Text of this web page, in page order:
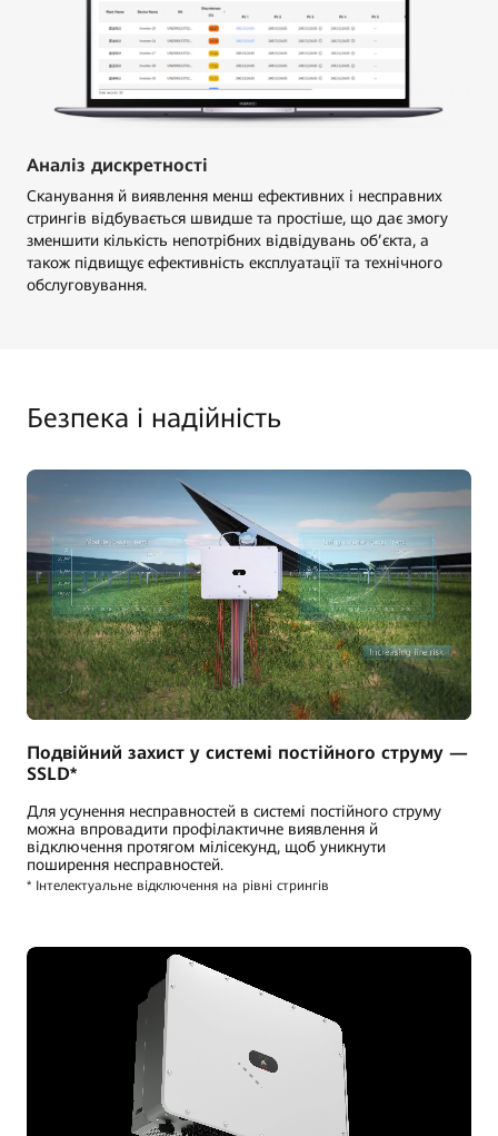
Аналіз дискретності
Сканування й виявлення менш ефективних і несправних
стрингів відбувається швидше та простіше, що дає змогу
зменшити кількість непотрібних відвідувань об’єкта, а
також підвищує ефективність експлуатації та технічного
обслуговування.
Безпека і надійність
Подвійний захист у системі постійного струму —
SSLD*
Для усунення несправностей в системі постійного струму
можна впровадити профілактичне виявлення й
відключення протягом мілісекунд, щоб уникнути
поширення несправностей.
* Інтелектуальне відключення на рівні стрингів